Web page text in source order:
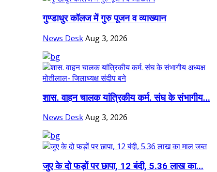
गुण्डाधुर कॉलज में गुरु पूजन व व्याख्यान
News DeskAug 3, 2026
शास. वाहन चालक यांत्रिकीय कर्म. संघ के संभागीय...
News DeskAug 3, 2026
जुए के दो फड़ों पर छापा, 12 बंदी, 5.36 लाख का...